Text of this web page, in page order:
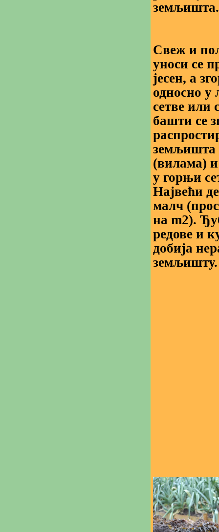
земљишта.
Свеж и
уноси се
јесен, а
односно у
сетве или
башти се
земљишта
(вилама)
у горњи
Највећи
малч
на m2).
редове и
добија
земљишту.